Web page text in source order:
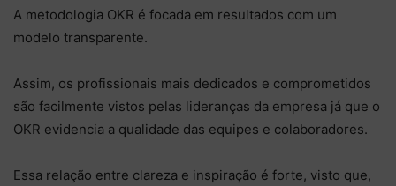
A metodologia OKR é focada em resultados com um
modelo transparente.
Assim, os profissionais mais dedicados e comprometidos
são facilmente vistos pelas lideranças da empresa já que o
OKR evidencia a qualidade das equipes e colaboradores.
Essa relação entre clareza e inspiração é forte, visto que,